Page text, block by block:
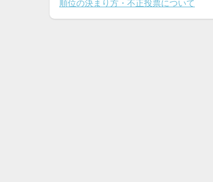
順位の決まり方・不正投票について